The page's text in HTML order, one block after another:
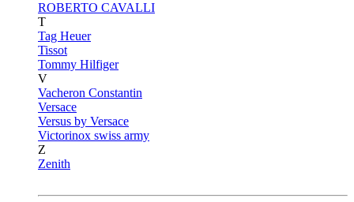
ROBERTO CAVALLI
T
Tag Heuer
Tissot
Tommy Hilfiger
V
Vacheron Constantin
Versace
Versus by Versace
Victorinox swiss army
Z
Zenith